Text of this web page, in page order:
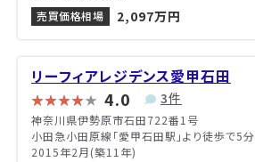
売買価格相場
2,097万円
リーフィアレジデンス愛甲石田
4.0 3件
神奈川県伊勢原市石田722番1号
小田急小田原線「愛甲石田駅」より徒歩で5分
2015年2月(築11年)